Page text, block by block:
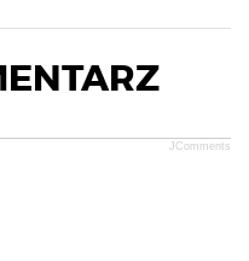
JComments